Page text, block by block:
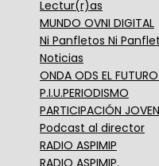
Lectur(r)as
MUNDO OVNI DIGITAL
Ni Panfletos Ni
Noticias
ONDA ODS EL
P.I.U.PERIODISMO
PARTICIPACIÓN
Podcast al director
RADIO ASPIMIP
RADIO ASPIMIP.